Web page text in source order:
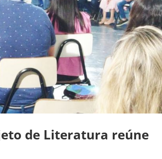
de Literatura reúne